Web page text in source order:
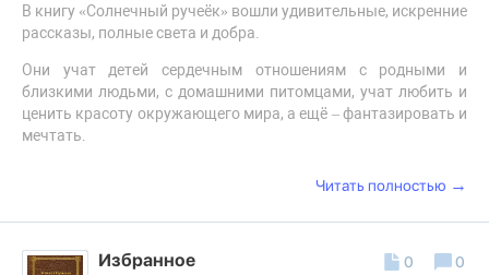
В книгу «Солнечный ручеёк» вошли удивительные, искренние
рассказы, полные света и добра.
Они учат детей сердечным отношениям с родными и
близкими людьми, с домашними питомцами, учат любить и
ценить красоту окружающего мира, а ещё – фантазировать и
мечтать.
Читать полностью →
Избранное 0 0